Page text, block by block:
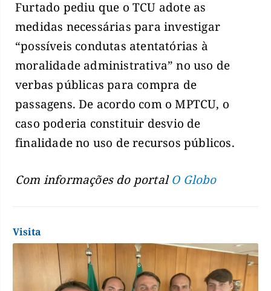
Furtado pediu que o TCU adote as
medidas necessárias para investigar
“possíveis condutas atentatórias à
moralidade administrativa” no uso de
verbas públicas para compra de
passagens. De acordo com o MPTCU, o
caso poderia constituir desvio de
finalidade no uso de recursos públicos.
Com informações do portalO Globo
Visita